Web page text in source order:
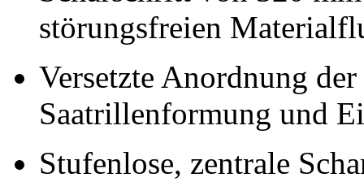
störungsfreien
Versetzte Anordnung
Saatrillenformung und
Stufenlose, zentrale